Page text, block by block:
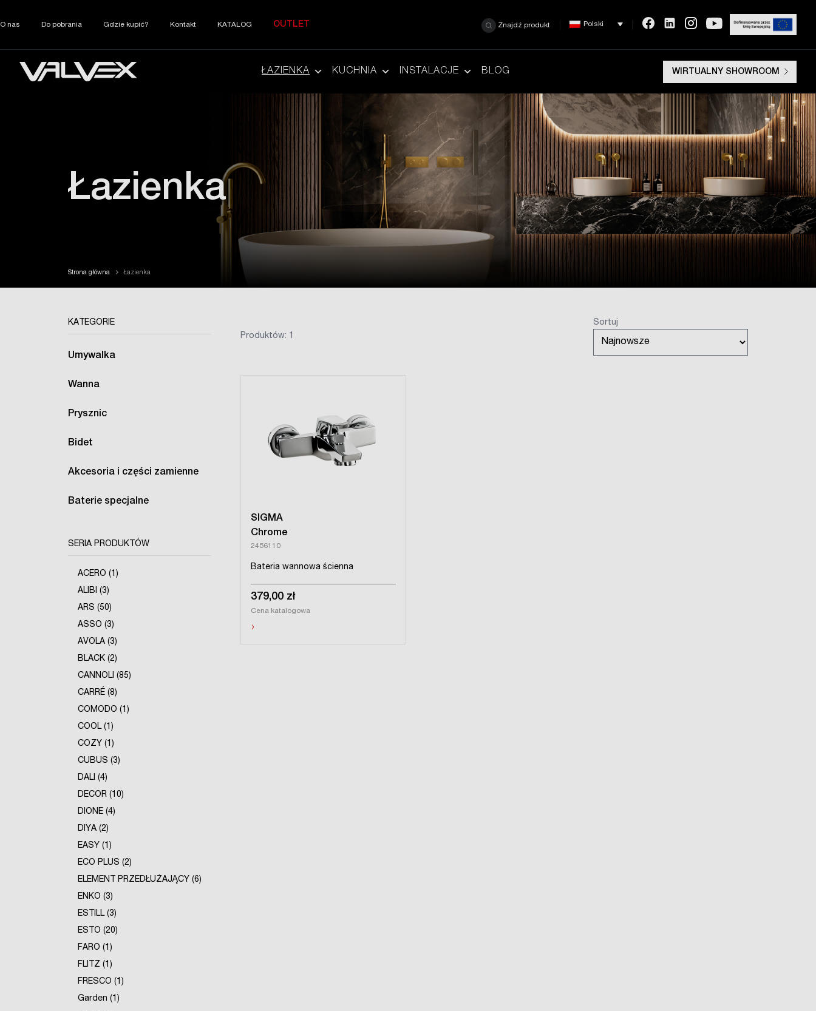
O nas Do pobrania Gdzie kupić? Kontakt KATALOG OUTLET Znajdź produkt Polski
ŁAZIENKA KUCHNIA INSTALACJE BLOG WIRTUALNY SHOWROOM
Łazienka
Strona główna Łazienka
KATEGORIE
Umywalka
Wanna
Prysznic
Bidet
Akcesoria i części zamienne
Baterie specjalne
SERIA PRODUKTÓW
ACERO (1)
ALIBI (3)
ARS (50)
ASSO (3)
AVOLA (3)
BLACK (2)
CANNOLI (85)
CARRÉ (8)
COMODO (1)
COOL (1)
COZY (1)
CUBUS (3)
DALI (4)
DECOR (10)
DIONE (4)
DIYA (2)
EASY (1)
ECO PLUS (2)
ELEMENT PRZEDŁUŻAJĄCY (6)
ENKO (3)
ESTILL (3)
ESTO (20)
FARO (1)
FLITZ (1)
FRESCO (1)
Garden (1)
Produktów: 1
Sortuj
SIGMA
Chrome
2456110
Bateria wannowa ścienna
379,00 zł
Cena katalogowa
›